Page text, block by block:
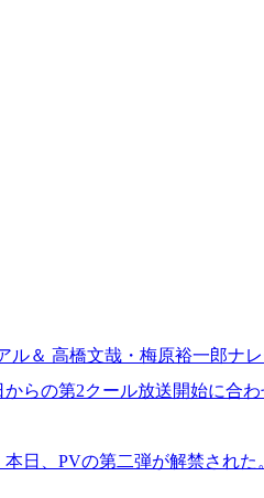
＆ 高橋文哉・梅原裕一郎ナ
らの第2クール放送開始に合
日、PVの第二弾が解禁され